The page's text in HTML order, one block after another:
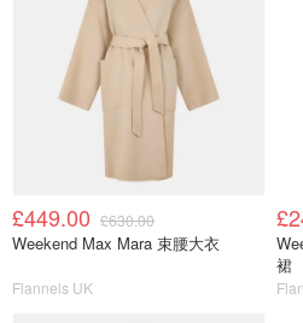
£449.00 £630.00
Weekend Max Mara 束腰大衣
Flannels UK
裙